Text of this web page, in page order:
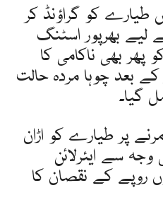
طیارے کو گراؤنڈ کر
بھرپور اسٹنگ
پھر بھی ناکامی کا
کے بعد چوہا مردہ حالت
گیا۔
پر طیارے کو اڑان
سے ایئرلائن
روپے کے نقصان کا